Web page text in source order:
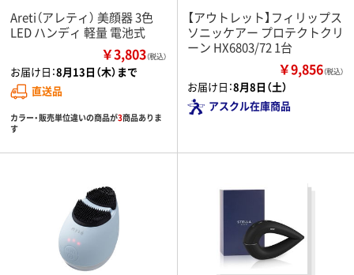
Areti（アレティ） 美顔器 3色
LED ハンディ 軽量 電池式
￥3,803（税込）
お届け日：8月13日（木）まで
直送品
カラー・販売単位違いの商品が3商品ありま
す
【アウトレット】フィリップス
ソニッケアー プロテクトクリ
ーン HX6803/72 1台
￥9,856（税込）
お届け日：8月8日（土）
アスクル在庫商品